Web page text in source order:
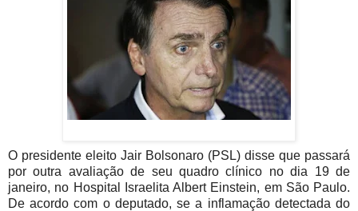
O presidente eleito Jair Bolsonaro (PSL) disse que passará
por outra avaliação de seu quadro clínico no dia 19 de
janeiro, no Hospital Israelita Albert Einstein, em São Paulo.
De acordo com o deputado, se a inflamação detectada do